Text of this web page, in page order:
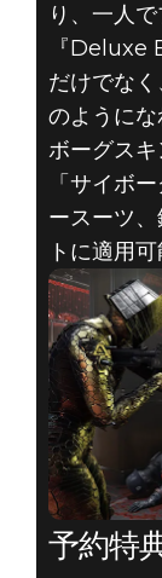
り、一人
『Deluxe
だけでな
のように
ボーグスキ
「サイボ
ースーツ
トに適用
予約特